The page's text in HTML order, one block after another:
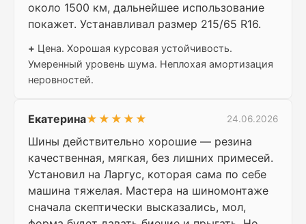
около 1500 км, дальнейшее использование
покажет. Устанавливал размер 215/65 R16.
+ Цена. Хорошая курсовая устойчивость.
Умеренный уровень шума. Неплохая амортизация
неровностей.
Екатерина★★★★★ 24.06.2026
Шины действительно хорошие — резина
качественная, мягкая, без лишних примесей.
Установил на Ларгус, которая сама по себе
машина тяжелая. Мастера на шиномонтаже
сначала скептически высказались, мол,